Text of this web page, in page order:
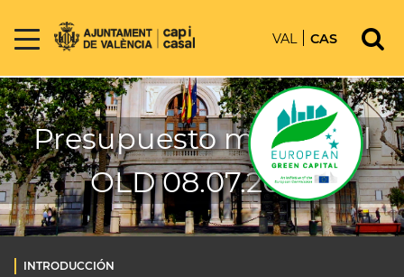
VAL CAS
Presupuesto municipal
OLD 08.07.2026
INTRODUCCIÓN